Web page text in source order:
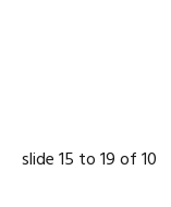
slide16 to 20of 10